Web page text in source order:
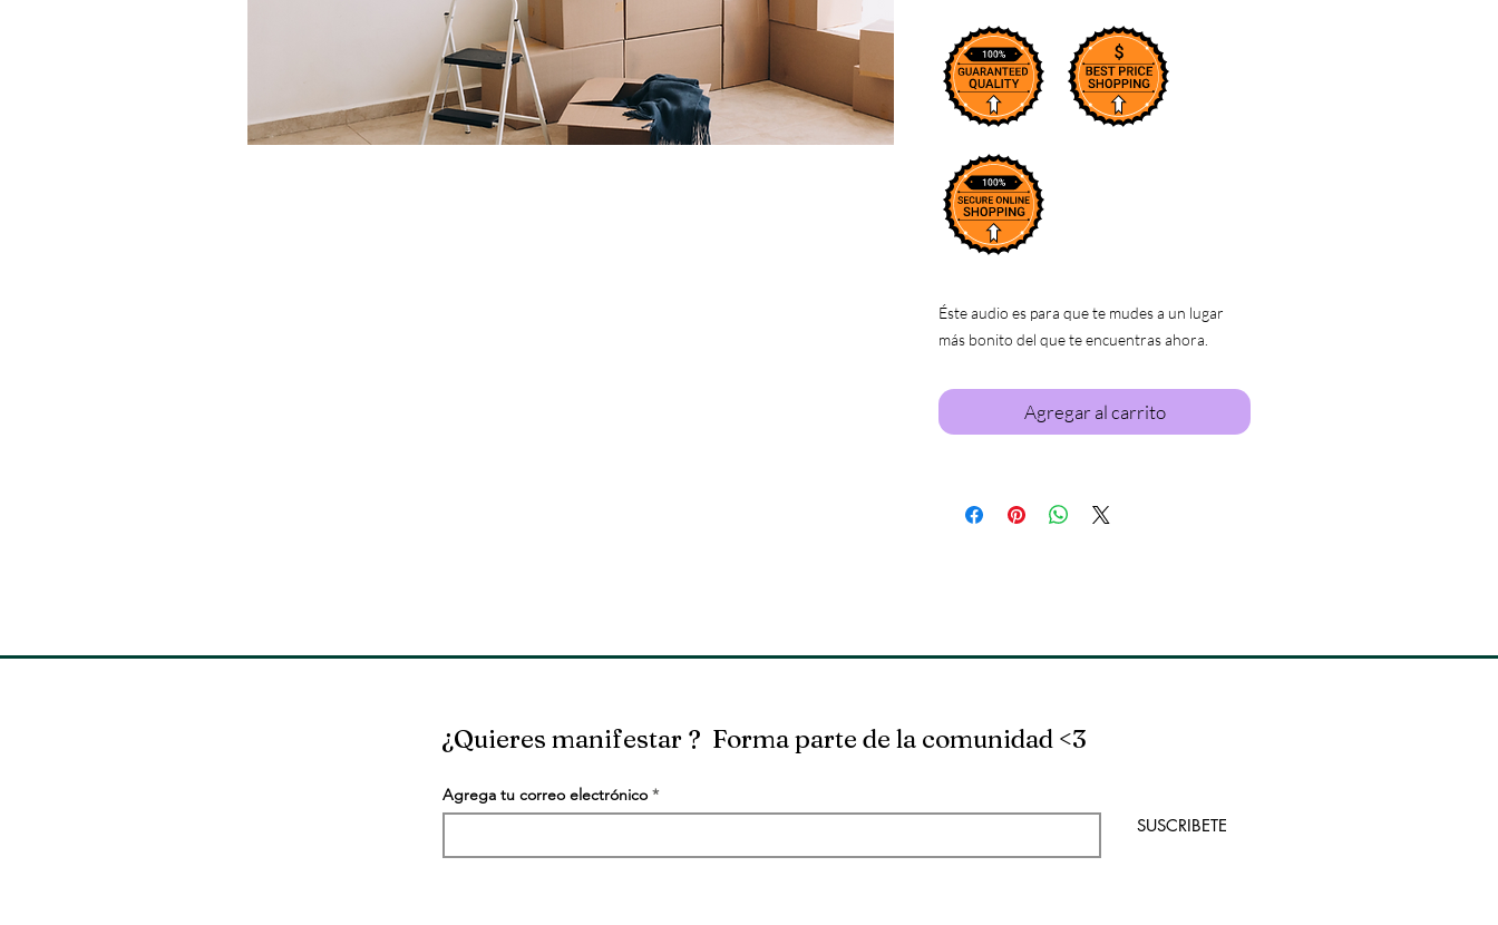
Éste audio es para que te mudes a un lugar
más bonito del que te encuentras ahora.
Agregar al carrito
¿Quieres manifestar ? Forma parte de la comunidad <3
Agrega tu correo electrónico
SUSCRIBETE